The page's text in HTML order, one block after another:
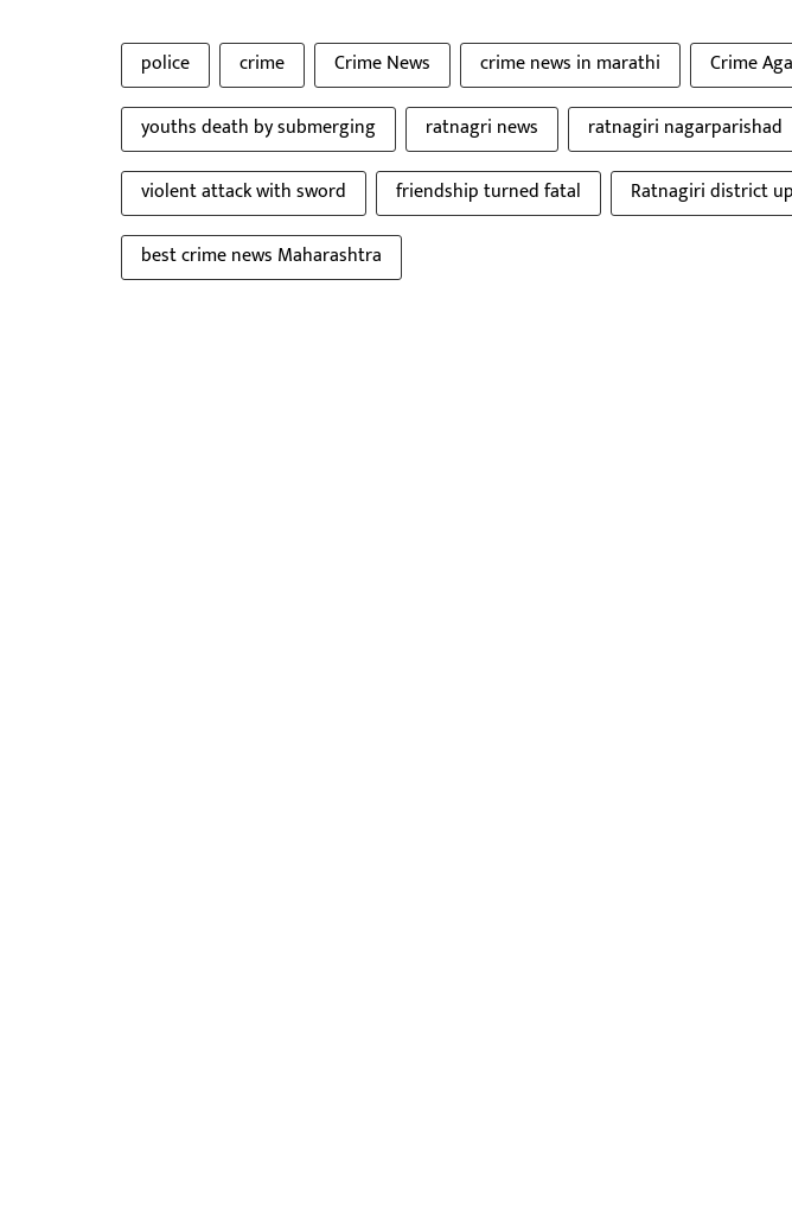
police crime Crime News crime news in marathi
Crime
youths death by submerging
ratnagri news ratnagiri nagarparishad
violent attack with sword
friendship turned fatal
Ratnagiri district
best crime news Maharashtra